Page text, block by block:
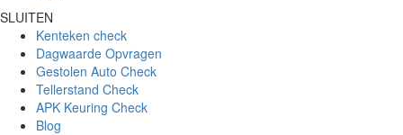
SLUITEN
Kenteken check
Dagwaarde Opvragen
Gestolen Auto Check
Tellerstand Check
APK Keuring Check
Blog